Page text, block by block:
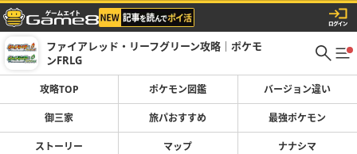
ファイアレッド・リーフグリーン攻略｜ポケモ
ンFRLG
攻略TOP ポケモン図鑑 バージョン違い
御三家 旅パおすすめ 最強ポケモン
ストーリー マップ ナナシマ